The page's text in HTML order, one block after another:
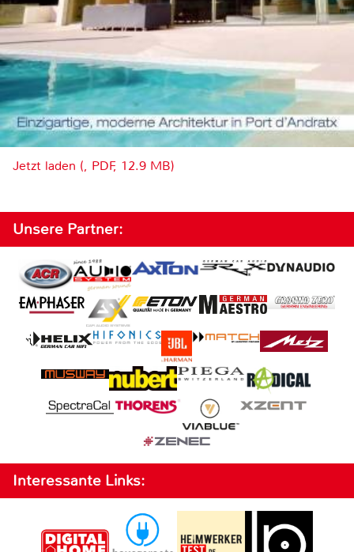
Jetzt laden (, PDF, 12.9 MB)
Unsere Partner:
Interessante Links: